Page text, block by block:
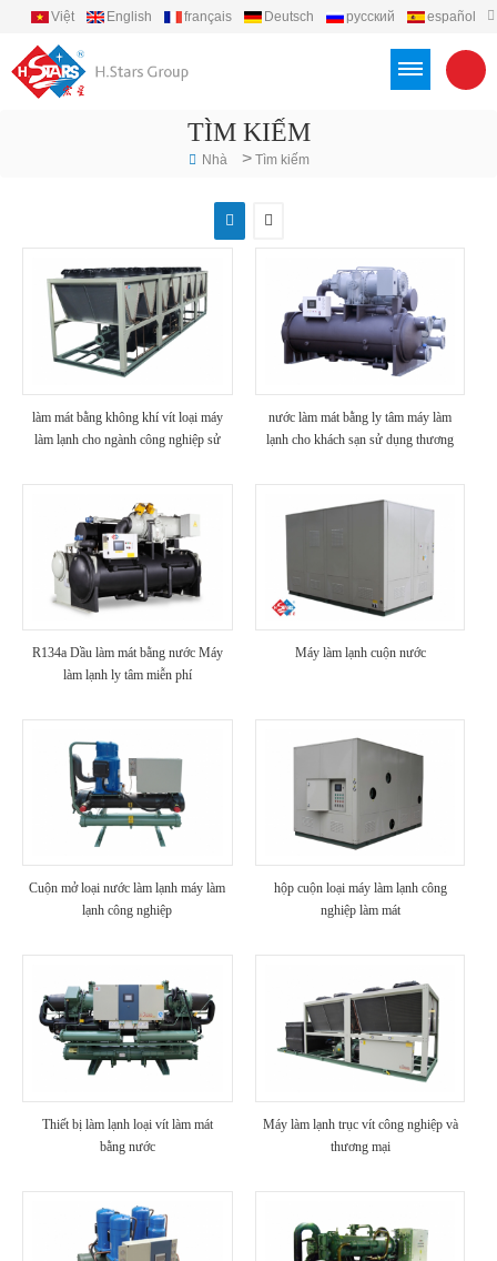
Việt English français Deutsch русский
español
TÌM KIẾM
Nhà > Tìm kiếm
làm mát bằng không khí vít loại máy
làm lạnh cho ngành công nghiệp sử
nước làm mát bằng ly tâm máy làm
lạnh cho khách sạn sử dụng thương
R134a Dầu làm mát bằng nước Máy
làm lạnh ly tâm miễn phí
Máy làm lạnh cuộn nước
Cuộn mở loại nước làm lạnh máy làm
lạnh công nghiệp
hộp cuộn loại máy làm lạnh công
nghiệp làm mát
Thiết bị làm lạnh loại vít làm mát
bằng nước
Máy làm lạnh trục vít công nghiệp và
thương mại